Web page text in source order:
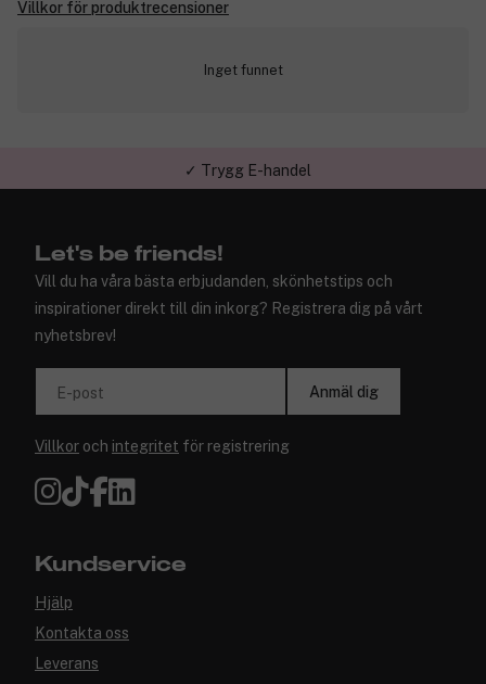
Villkor för produktrecensioner
Inget funnet
✓ Trygg E-handel
Let's be friends!
Vill du ha våra bästa erbjudanden, skönhetstips och
inspirationer direkt till din inkorg? Registrera dig på vårt
nyhetsbrev!
E-post Anmäl dig
Villkor och integritet för registrering
Kundservice
Hjälp
Kontakta oss
Leverans